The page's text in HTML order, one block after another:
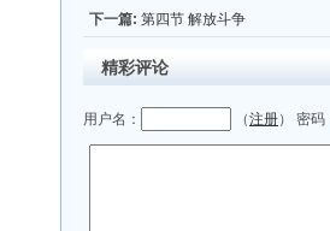
下一篇: 第四节 解放斗争
精彩评论
用户名： （注册） 密码